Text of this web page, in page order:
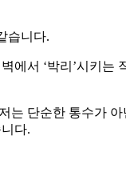
습니다.
에서 ‘박리’시키는
는 단순한 통수가 아
다.